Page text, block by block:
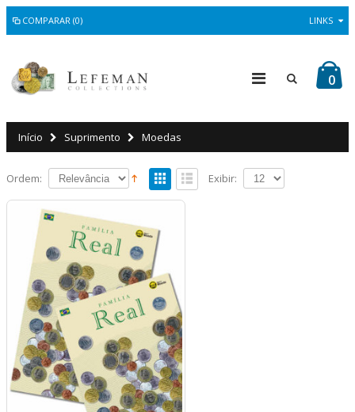
COMPARAR (0) LINKS
0
Início Suprimento Moedas
Ordem: Exibir: